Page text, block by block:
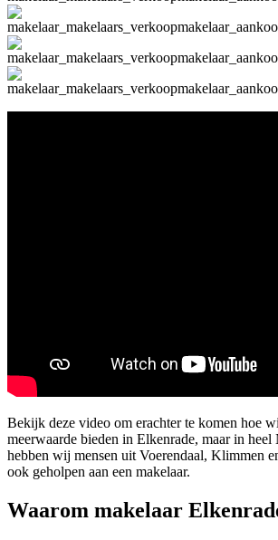
Bekijk deze video om erachter te komen hoe
meerwaarde bieden in Elkenrade, maar in
hebben wij mensen uit Voerendaal, Klimmen
ook geholpen aan een makelaar.
Waarom makelaar